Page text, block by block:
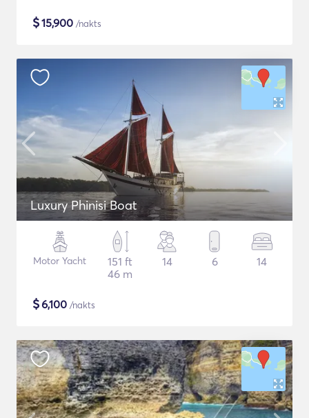
$15,900 /nakts
Luxury Phinisi Boat
Motor Yacht
151 ft
46 m
14 6 14
$6,100 /nakts